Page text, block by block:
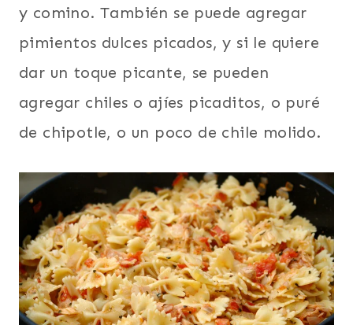
y comino. También se puede agregar
pimientos dulces picados, y si le quiere
dar un toque picante, se pueden
agregar chiles o ajíes picaditos, o puré
de chipotle, o un poco de chile molido.